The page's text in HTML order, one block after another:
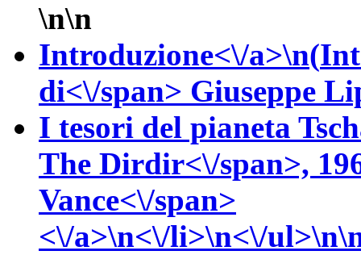
\n\n
Introduzione<\/a>\n(
di<\/span> Giuseppe
I tesori del pianeta
The Dirdir<\/span>,
Vance<\/span>
<\/a>\n<\/li>\n<\/